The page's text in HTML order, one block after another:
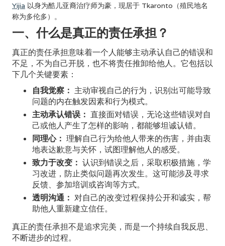
Yijia 以身为酷儿亚裔治疗师为豪，现居于 Tkaronto（殖民地名
称为多伦多）。
一、什么是真正的责任承担？
真正的责任承担意味着一个人能够主动承认自己的错误和
不足，不为自己开脱，也不将责任推卸给他人。它包括以
下几个关键要素：
自我觉察： 主动审视自己的行为，识别出可能导致
问题的内在触发因素和行为模式。
主动承认错误： 直接面对错误，无论这些错误对自
己或他人产生了怎样的影响，都能够坦诚认错。
同理心： 理解自己行为给他人带来的伤害，并由衷
地表达歉意与关怀，试图理解他人的感受。
致力于改变： 认识到错误之后，采取积极措施，学
习改进，防止类似问题再次发生。这可能涉及寻求
反馈、参加培训或咨询等方式。
透明沟通： 对自己的改变过程保持公开和诚实，帮
助他人重新建立信任。
真正的责任承担不是追求完美，而是一个持续自我反思、
不断进步的过程。